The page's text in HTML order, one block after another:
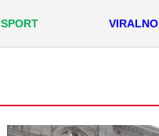
SPORT VIRALNO